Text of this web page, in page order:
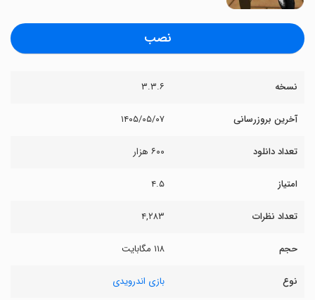
نصب
نسخه ۳.۳.۶
آخرین بروزرسانی ۱۴۰۵/۰۵/۰۷
تعداد دانلود ۶۰۰ هزار
امتیاز ۴.۵
تعداد نظرات ۴,۲۸۳
حجم ۱۱۸ مگابایت
نوع بازی اندرویدی